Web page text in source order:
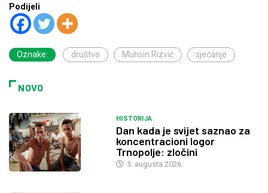
Podijeli
Oznake: društvo Muhsin Rizvić sjećanje
NOVO
HISTORIJA
Dan kada je svijet saznao za
koncentracioni logor
Trnopolje: zločini
5. augusta 2026.